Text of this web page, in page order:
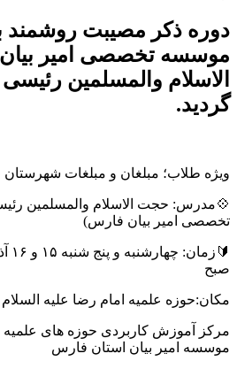
دوره ذکر مصیبت روشمند
موسسه تخصصی امیر
الاسلام والمسلمین رئیسی
گردید.
ویژه طلاب؛ مبلغان و مبلغات
💠مدرس: حجت الاسلام والمسلمین
تخصصی امیر بیان فارس)
صبح
مکان:حوزه علمیه امام رضا علیه
مرکز آموزش کاربردی حوزه های
موسسه امیر بیان استان فارس